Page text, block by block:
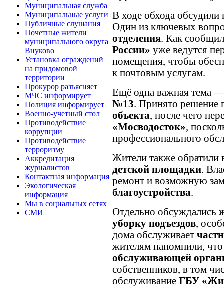
Муниципальная служба
Муниципальные услуги
Публичные слушания
Почетные жители
муниципального округа
Внуково
Установка ограждений
на придомовой
территории
Прокурор разъясняет
МЧС информирует
Полиция информирует
Военно-учетный стол
Противодействие
коррупции
Противодействие
терроризму
Аккредитация
журналистов
Контактная информация
Экологическая
информация
Мы в социальных сетях
СМИ
В ходе обхода
Один из ключевых
отделения. Как
России» уже ведутся
помещения, чтобы
к почтовым услугам.
Ещё одна важная тема
№13. Принято решение
объекта, после чего
«Мосводосток»,
профессионального
Жители также обратили
детской площадки.
ремонт и возможную
благоустройства.
Отдельно обсуждались
уборку подъездов,
дома обслуживает
жителям напомнили,
обслуживающей
собственников, в том
обслуживание ГБУ